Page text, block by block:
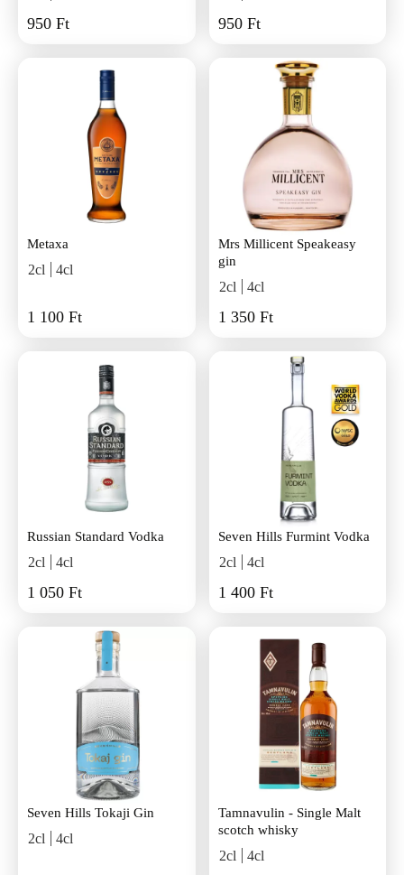
950 Ft 950 Ft
Metaxa
2cl 4cl
1 100 Ft
Mrs Millicent Speakeasy
gin
2cl 4cl
1 350 Ft
Russian Standard Vodka
2cl 4cl
1 050 Ft
Seven Hills Furmint Vodka
2cl 4cl
1 400 Ft
Seven Hills Tokaji Gin
2cl 4cl
Tamnavulin - Single Malt
scotch whisky
2cl 4cl